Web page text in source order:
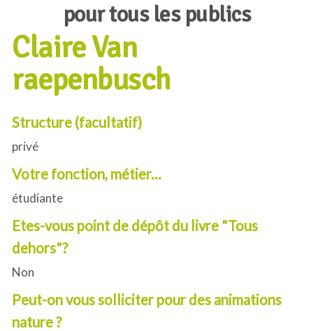
pour tous les publics
Claire Van
raepenbusch
Structure (facultatif)
privé
Votre fonction, métier...
étudiante
Etes-vous point de dépôt du livre "Tous
dehors"?
Non
Peut-on vous solliciter pour des animations
nature ?